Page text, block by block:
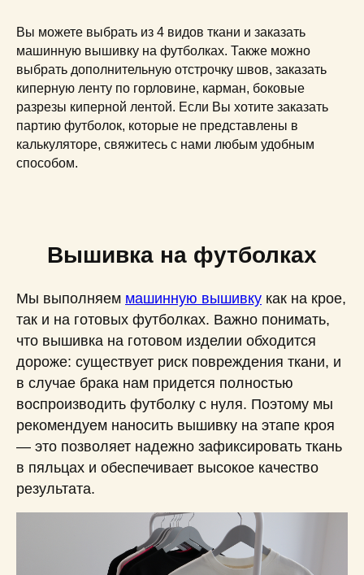
Вы можете выбрать из 4 видов ткани и заказать
машинную вышивку на футболках. Также можно
выбрать дополнительную отстрочку швов, заказать
киперную ленту по горловине, карман, боковые
разрезы киперной лентой. Если Вы хотите заказать
партию футболок, которые не представлены в
калькуляторе, свяжитесь с нами любым удобным
способом.
Вышивка на футболках
Мы выполняем машинную вышивку как на крое,
так и на готовых футболках. Важно понимать,
что вышивка на готовом изделии обходится
дороже: существует риск повреждения ткани, и
в случае брака нам придется полностью
воспроизводить футболку с нуля. Поэтому мы
рекомендуем наносить вышивку на этапе кроя
— это позволяет надежно зафиксировать ткань
в пяльцах и обеспечивает высокое качество
результата.